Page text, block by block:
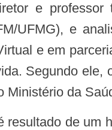
UFMG), e
e em
Segundo ele,
Ministério da